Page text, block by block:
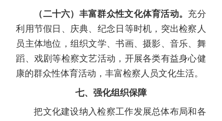
（二十六）丰富群众性文化体育活动。 充分
利用节假日、庆典、纪念日等时机，突出检察人
员主体地位，组织文学、书画、摄影、音乐、舞
蹈、戏剧等检察文艺活动，开展各类有益身心健
康的群众性体育活动，丰富检察人员文化生活。
七、强化组织保障
把文化建设纳入检察工作发展总体布局和各